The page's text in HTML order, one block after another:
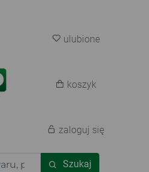
Szukaj
ulubione
koszyk
zaloguj się